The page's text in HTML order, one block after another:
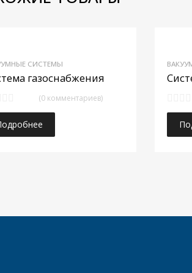
СИСТЕМЫ
газоснабжения
(0 комментариев)